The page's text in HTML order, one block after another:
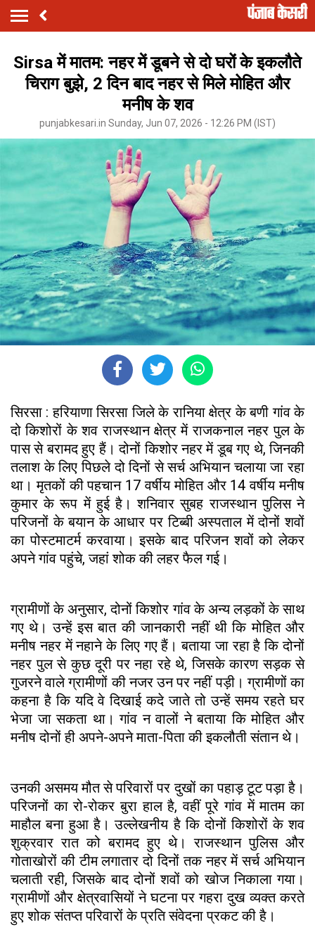
Sirsa में मातम: नहर में डूबने से दो घरों के इकलौते
चिराग बुझे, 2 दिन बाद नहर से मिले मोहित और
मनीष के शव
punjabkesari.in Sunday, Jun 07, 2026 - 12:26 PM (IST)
सिरसा : हरियाणा सिरसा जिले के रानिया क्षेत्र के बणी गांव के
दो किशोरों के शव राजस्थान क्षेत्र में राजकनाल नहर पुल के
पास से बरामद हुए हैं। दोनों किशोर नहर में डूब गए थे, जिनकी
तलाश के लिए पिछले दो दिनों से सर्च अभियान चलाया जा रहा
था। मृतकों की पहचान 17 वर्षीय मोहित और 14 वर्षीय मनीष
कुमार के रूप में हुई है। शनिवार सुबह राजस्थान पुलिस ने
परिजनों के बयान के आधार पर टिब्बी अस्पताल में दोनों शवों
का पोस्टमाटर्म करवाया। इसके बाद परिजन शवों को लेकर
अपने गांव पहुंचे, जहां शोक की लहर फैल गई।
ग्रामीणों के अनुसार, दोनों किशोर गांव के अन्य लड़कों के साथ
गए थे। उन्हें इस बात की जानकारी नहीं थी कि मोहित और
मनीष नहर में नहाने के लिए गए हैं। बताया जा रहा है कि दोनों
नहर पुल से कुछ दूरी पर नहा रहे थे, जिसके कारण सड़क से
गुजरने वाले ग्रामीणों की नजर उन पर नहीं पड़ी। ग्रामीणों का
कहना है कि यदि वे दिखाई कदे जाते तो उन्हें समय रहते घर
भेजा जा सकता था। गांव न वालों ने बताया कि मोहित और
मनीष दोनों ही अपने-अपने माता-पिता की इकलौती संतान थे।
उनकी असमय मौत से परिवारों पर दुखों का पहाड़ टूट पड़ा है।
परिजनों का रो-रोकर बुरा हाल है, वहीं पूरे गांव में मातम का
माहौल बना हुआ है। उल्लेखनीय है कि दोनों किशोरों के शव
शुक्रवार रात को बरामद हुए थे। राजस्थान पुलिस और
गोताखोरों की टीम लगातार दो दिनों तक नहर में सर्च अभियान
चलाती रही, जिसके बाद दोनों शवों को खोज निकाला गया।
ग्रामीणों और क्षेत्रवासियों ने घटना पर गहरा दुख व्यक्त करते
हुए शोक संतप्त परिवारों के प्रति संवेदना प्रकट की है।